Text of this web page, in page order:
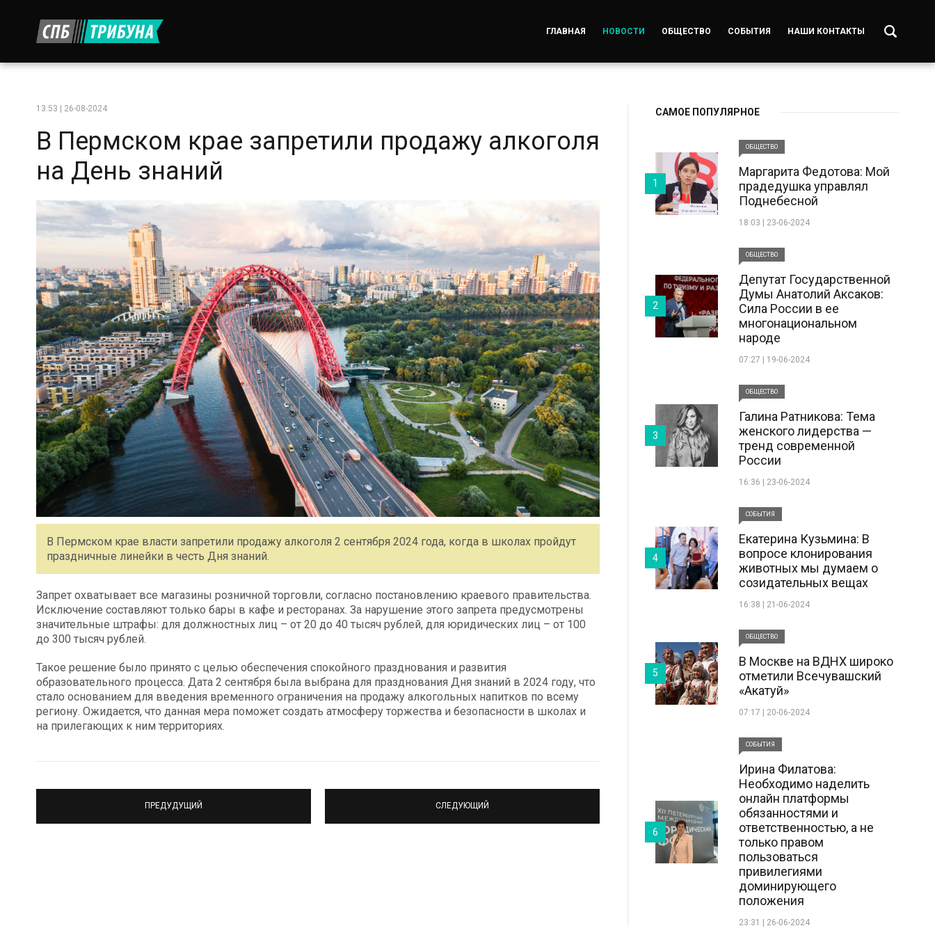
ГЛАВНАЯ НОВОСТИ ОБЩЕСТВО СОБЫТИЯ НАШИ КОНТАКТЫ
13:53 | 26-08-2024
В Пермском крае запретили продажу алкоголя
на День знаний
В Пермском крае власти запретили продажу алкоголя 2 сентября 2024 года, когда в школах пройдут
праздничные линейки в честь Дня знаний.
Запрет охватывает все магазины розничной торговли, согласно постановлению краевого правительства.
Исключение составляют только бары в кафе и ресторанах. За нарушение этого запрета предусмотрены
значительные штрафы: для должностных лиц – от 20 до 40 тысяч рублей, для юридических лиц – от 100
до 300 тысяч рублей.
Такое решение было принято с целью обеспечения спокойного празднования и развития
образовательного процесса. Дата 2 сентября была выбрана для празднования Дня знаний в 2024 году, что
стало основанием для введения временного ограничения на продажу алкогольных напитков по всему
региону. Ожидается, что данная мера поможет создать атмосферу торжества и безопасности в школах и
на прилегающих к ним территориях.
ПРЕДУДУЩИЙ СЛЕДУЮЩИЙ
САМОЕ ПОПУЛЯРНОЕ
ОБЩЕСТВО
Маргарита Федотова: Мой
прадедушка управлял
Поднебесной
18:03 | 23-06-2024
1
ОБЩЕСТВО
Депутат Государственной
Думы Анатолий Аксаков:
Сила России в ее
многонациональном
народе
07:27 | 19-06-2024
2
ОБЩЕСТВО
Галина Ратникова: Тема
женского лидерства —
тренд современной
России
16:36 | 23-06-2024
3
СОБЫТИЯ
Екатерина Кузьмина: В
вопросе клонирования
животных мы думаем о
созидательных вещах
16:38 | 21-06-2024
4
ОБЩЕСТВО
В Москве на ВДНХ широко
отметили Всечувашский
«Акатуй»
07:17 | 20-06-2024
5
СОБЫТИЯ
Ирина Филатова:
Необходимо наделить
онлайн платформы
обязанностями и
ответственностью, а не
только правом
пользоваться
привилегиями
доминирующего
положения
23:31 | 26-06-2024
6